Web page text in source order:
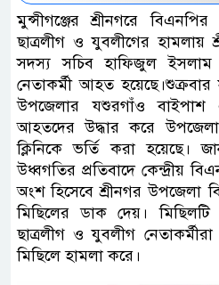
মুন্সীগঞ্জের শ্রীনগরে
ছাত্রলীগ ও যুবলীগের হামলায়
সদস্য সচিব হাফিজুল ইসলাম
নেতাকর্মী আহত
উপজেলার যশুরগাঁও
আহতদের উদ্ধার করে উপজেলা
ক্লিনিকে ভর্তি করা হয়েছে।
উধ্বগতির প্রতিবাদে কেন্দ্রীয়
অংশ হিসেবে শ্রীনগর উপজেলা
মিছিলের ডাক দেয়।
ছাত্রলীগ ও যুবলীগ
মিছিলে হামলা করে।